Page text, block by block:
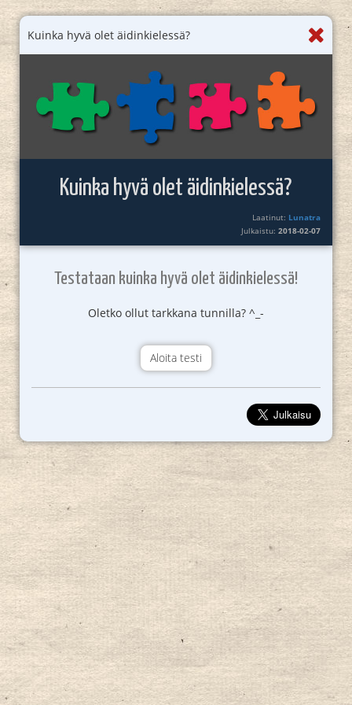
Kuinka hyvä olet äidinkielessä?
Kuinka hyvä olet äidinkielessä?
Laatinut: Lunatra
Julkaistu:2018-02-07
Testataan kuinka hyvä olet äidinkielessä!
Oletko ollut tarkkana tunnilla? ^_-
Aloita testi